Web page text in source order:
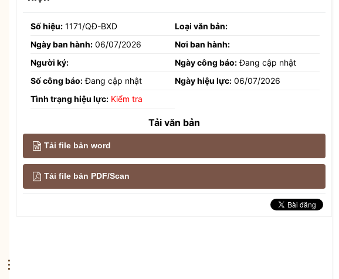
Số hiệu: 1171/QĐ-BXD
Loại văn bản:
Ngày ban hành: 06/07/2026
Nơi ban hành:
Người ký:
Ngày công báo:Đang cập nhật
Số công báo:Đang cập nhật Ngày hiệu lực: 06/07/2026
Tình trạng hiệu lực: Kiểm tra
Tải văn bản
Tải file bản word
Tải file bản PDF/Scan
⋮